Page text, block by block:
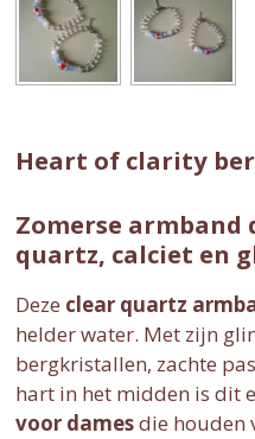
Heart of clarity
Zomerse armband
quartz, calciet en
Deze clear quartz
helder water. Met zijn
bergkristallen, zachte
hart in het midden is dit
voor damesdie houden